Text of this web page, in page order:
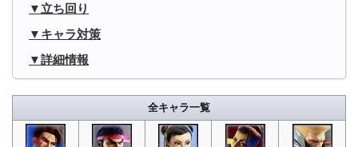
立ち回り
キャラ対策
詳細情報
全キャラ一覧